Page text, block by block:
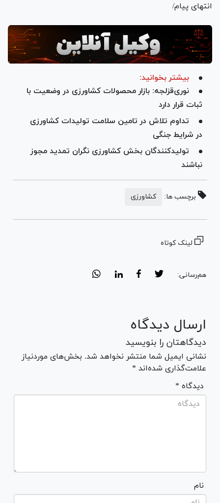
انتهای پیام/
بیشتر بخوانید:
نوری‌قزلجه: بازار محصولات کشاورزی در وضعیت با
ثبات قرار دارد
تداوم تلاش در تامین سلامت تولیدات کشاورزی
در شرایط جنگی
تولیدکنندگان بخش کشاورزی نگران تمدید مجوز
نباشند
برچسب ها: کشاورزی
لینک کوتاه
هم‌رسانی:
ارسال دیدگاه
دیدگاهتان را بنویسید
نشانی ایمیل شما منتشر نخواهد شد. بخش‌های موردنیاز
علامت‌گذاری شده‌اند *
* دیدگاه
نام